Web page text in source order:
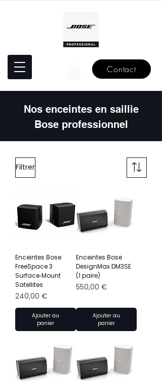
Contact
Nos enceintes en saillie
Bose professionnel
Filtrer
Enceintes Bose
FreeSpace 3
Surface‑Mount
Satellites
Prix
240,00 €
Ajouter au
panier
Enceintes Bose
DesignMax DM3SE
(1 paire)
Prix
550,00 €
Ajouter au
panier